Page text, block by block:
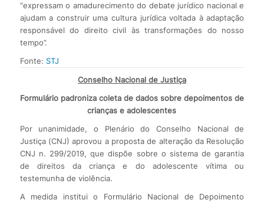
“expressam o amadurecimento do debate jurídico nacional e
ajudam a construir uma cultura jurídica voltada à adaptação
responsável do direito civil às transformações do nosso
tempo”.
Fonte: STJ
Conselho Nacional de Justiça
Formulário padroniza coleta de dados sobre depoimentos de
crianças e adolescentes
Por unanimidade, o Plenário do Conselho Nacional de
Justiça (CNJ) aprovou a proposta de alteração da Resolução
CNJ n. 299/2019, que dispõe sobre o sistema de garantia
de direitos da criança e do adolescente vítima ou
testemunha de violência.
A medida institui o Formulário Nacional de Depoimento